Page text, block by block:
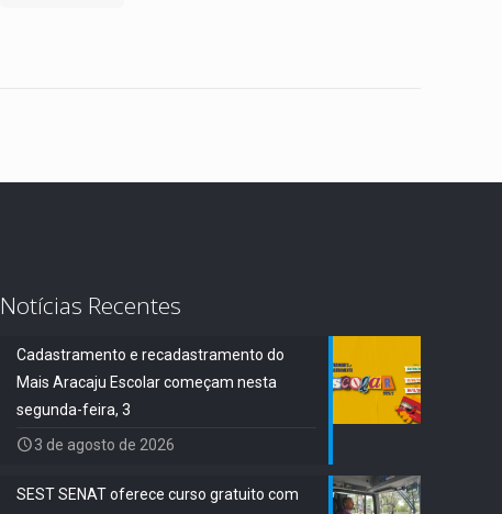
Notícias Recentes
Cadastramento e recadastramento do
Mais Aracaju Escolar começam nesta
segunda-feira, 3
3 de agosto de 2026
SEST SENAT oferece curso gratuito com